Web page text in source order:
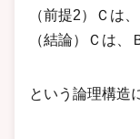
（前提2）Ｃは
（結論）Ｃは、
という論理構造